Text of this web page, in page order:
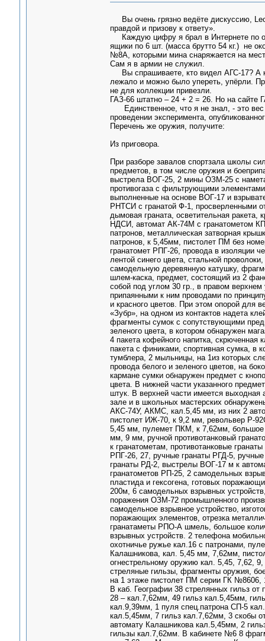
Вы очень грязно ведёте дискуссию,
правдой и призову к ответу».
Каждую цифру я брал в Интернете по
ящики по 6 шт. (масса брутто 54 кг.) не
№8А, которыми мина снаряжается на
Сам я в армии не служил.
Вы спрашиваете, кто видел АГС-17? А
лежало и можно было упереть, упёрли.
не для коллекции привезли.
ГАЗ-66 штатно – 24 + 2 = 26. Но на сайте
Единственное, что я не знал, - это
проведении эксперимента,
Перечень же оружия, получите:
Из приговора.
При разборе завалов спортзала школы
предметов, в том числе оружия и
выстрела ВОГ-25, 2 мины ОЗМ-25 с
противогаза с фильтрующими
выполненные на основе ВОГ-17 и
РНТСИ с гранатой Ф-1, просверленными
дымовая граната, осветительная
НДСИ, автомат АК-74М с гранатометом
патронов, металлическая затворная
патронов, к 5,45мм, пистолет ПМ без
гранатомет РПГ-26, провода в изоляции
лентой синего цвета, стальной
самодельную деревянную катушку,
шлем-каска, предмет, состоящий из 2
собой под углом 30 гр., в правом
припаянными к ним проводами по
и красного цветов. При этом опорой для
«Зубр», на одном из контактов надета
фрагменты сумок с сопутствующими
зеленого цвета, в котором обнаружен
4 пакета кофейного напитка, скрюченная
пакета с финиками, спортивная сумка, в
тумблера, 2 мыльницы, на 1из которых
провода белого и зеленого цветов, на
кармане сумки обнаружен предмет с
цвета. В нижней части указанного
штук. В верхней части имеется
зале и в школьных мастерских
АКС-74У, АКМС, кал.5,45 мм, из них 2
пистолет ИЖ-70, к 9,2 мм, револьвер Р-
5,45 мм, пулемет ПКМ, к 7,62мм, большое
мм, 9 мм, ручной противотанковый
к гранатометам, противотанковые
РПГ-26, 27, ручные гранаты РГД-5,
гранаты РД-2, выстрелы ВОГ-17 м к
гранатометов РП-25, 2 самодельных
пластида и гексогена, готовых
200м, 6 самодельных взрывных
поражения ОЗМ-72 промышленного
самодельное взрывное устройство,
поражающих элементов, отрезка
гранатаметы РПО-А шмель, большое
взрывных устройств. 2 телефона
охотничье ружье кал.16 с патронами,
Калашникова, кал. 5,45 мм, 7,62мм,
огнестрельному оружию кал. 5,45, 7,62,
стреляные гильзы, фрагменты оружия,
на 1 этаже пистолет ПМ серии ГК №8606,
В каб. Географии 38 стрелянных гильз
28 – кал.7,62мм, 49 гильз кал.5,45мм,
кал.9,39мм, 1 пуля спец.патрона СП-5
кал.5,45мм, 7 гильз кал.7,62мм, 3 скобы
автомату Калашникова кал.5,45мм, 2
гильзы кал.7,62мм. В кабинете №6 8